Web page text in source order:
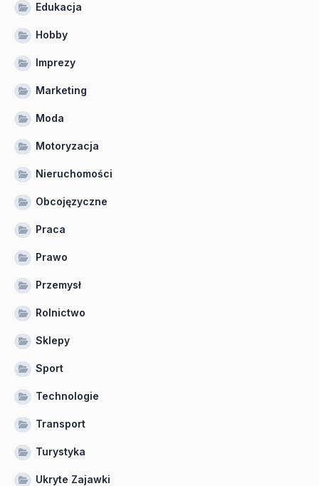
Edukacja
Hobby
Imprezy
Marketing
Moda
Motoryzacja
Nieruchomości
Obcojęzyczne
Praca
Prawo
Przemysł
Rolnictwo
Sklepy
Sport
Technologie
Transport
Turystyka
Ukryte Zajawki